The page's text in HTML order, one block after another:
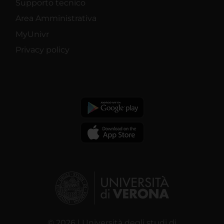
Supporto tecnico
Area Amministrativa
MyUnivr
Privacy policy